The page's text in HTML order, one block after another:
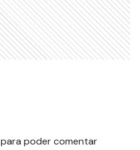
para poder comentar